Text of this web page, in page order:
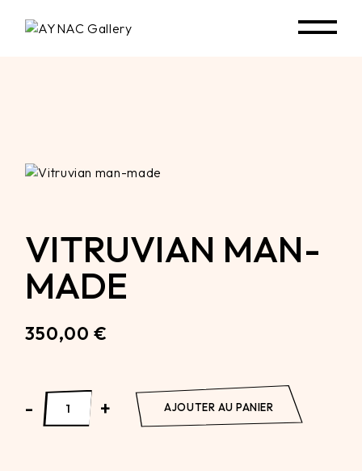
VITRUVIAN MAN-
MADE
350,00 €
Vitruvian man-made quantity
- + AJOUTER AU PANIER